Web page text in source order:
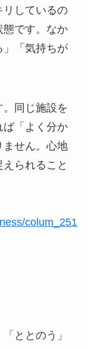
リしているの
態です。なか
」「気持ちが
同じ施設を
ば「よく分か
ません。心地
られること
colum_251
ととのう」